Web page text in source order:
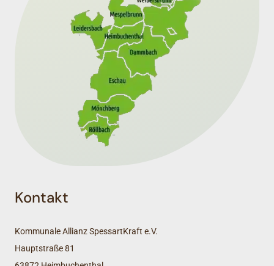
Kontakt
Kommunale Allianz SpessartKraft e.V.
Hauptstraße 81